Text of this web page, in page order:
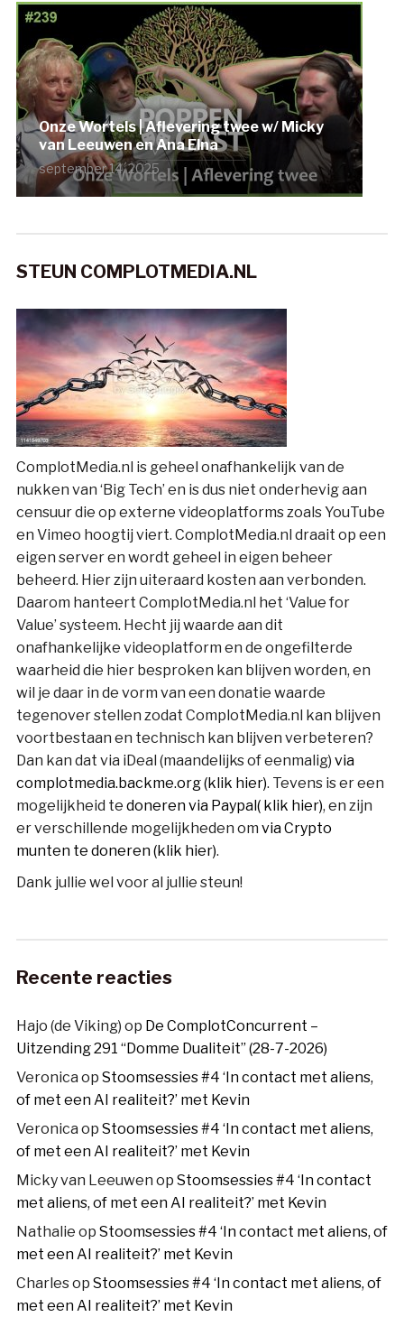
Onze Wortels | Aflevering twee w/ Micky
van Leeuwen en Ana Elna
september 14, 2025
STEUN COMPLOTMEDIA.NL
ComplotMedia.nl is geheel onafhankelijk van de
nukken van ‘Big Tech’ en is dus niet onderhevig aan
censuur die op externe videoplatforms zoals YouTube
en Vimeo hoogtij viert. ComplotMedia.nl draait op een
eigen server en wordt geheel in eigen beheer
beheerd. Hier zijn uiteraard kosten aan verbonden.
Daarom hanteert ComplotMedia.nl het ‘Value for
Value’ systeem. Hecht jij waarde aan dit
onafhankelijke videoplatform en de ongefilterde
waarheid die hier besproken kan blijven worden, en
wil je daar in de vorm van een donatie waarde
tegenover stellen zodat ComplotMedia.nl kan blijven
voortbestaan en technisch kan blijven verbeteren?
Dan kan dat via iDeal (maandelijks of eenmalig) via
complotmedia.backme.org (klik hier). Tevens is er een
mogelijkheid te doneren via Paypal( klik hier), en zijn
er verschillende mogelijkheden om via Crypto
munten te doneren (klik hier).
Dank jullie wel voor al jullie steun!
Recente reacties
Hajo (de Viking) op De ComplotConcurrent –
Uitzending 291 “Domme Dualiteit” (28-7-2026)
Veronica op Stoomsessies #4 ‘In contact met aliens,
of met een AI realiteit?’ met Kevin
Veronica op Stoomsessies #4 ‘In contact met aliens,
of met een AI realiteit?’ met Kevin
Micky van Leeuwen op Stoomsessies #4 ‘In contact
met aliens, of met een AI realiteit?’ met Kevin
Nathalie op Stoomsessies #4 ‘In contact met aliens, of
met een AI realiteit?’ met Kevin
Charlesop Stoomsessies #4 ‘In contact met aliens, of
met een AI realiteit?’ met Kevin